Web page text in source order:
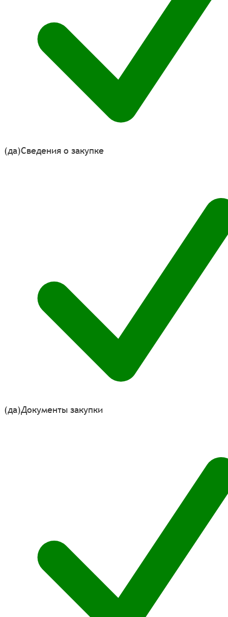
(да)Сведения о закупке
(да)Документы закупки